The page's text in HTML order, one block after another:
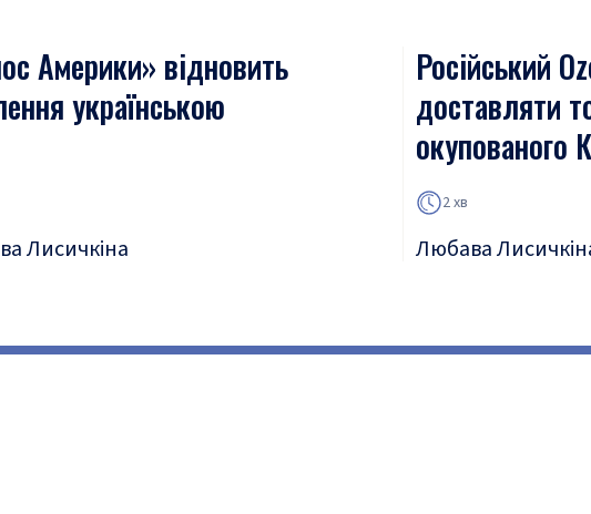
Америки» відновить
українською
Лисичкіна
Російський
доставляти
окупованого
2 хв
Любава